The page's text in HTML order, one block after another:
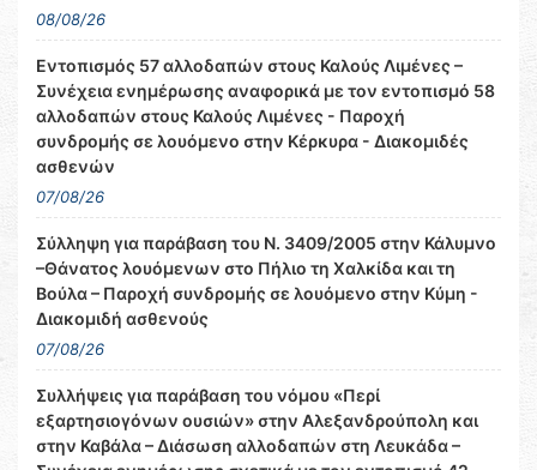
08/08/26
Εντοπισμός 57 αλλοδαπών στους Καλούς Λιμένες –
Συνέχεια ενημέρωσης αναφορικά με τον εντοπισμό 58
αλλοδαπών στους Καλούς Λιμένες - Παροχή
συνδρομής σε λουόμενο στην Κέρκυρα - Διακομιδές
ασθενών
07/08/26
Σύλληψη για παράβαση του Ν. 3409/2005 στην Κάλυμνο
–Θάνατος λουόμενων στο Πήλιο τη Χαλκίδα και τη
Βούλα – Παροχή συνδρομής σε λουόμενο στην Κύμη -
Διακομιδή ασθενούς
07/08/26
Συλλήψεις για παράβαση του νόμου «Περί
εξαρτησιογόνων ουσιών» στην Αλεξανδρούπολη και
στην Καβάλα – Διάσωση αλλοδαπών στη Λευκάδα –